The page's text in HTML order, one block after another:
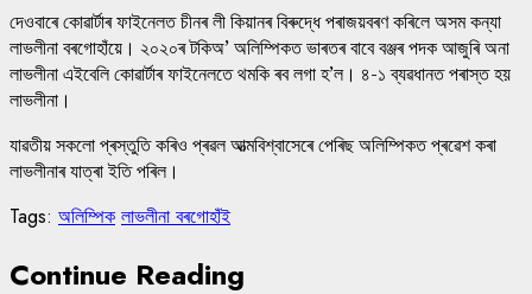
দেওবাৰে কোৱাৰ্টাৰ ফাইনেলত চীনৰ লী কিয়ানৰ বিৰুদ্ধে পৰাজয়বৰণ কৰিলে অসম কন্যা
লাভলীনা বৰগোহাঁয়ে। ২০২০ৰ টকিঅ’ অলিম্পিকত ভাৰতৰ বাবে বঞ্জৰ পদক আজুৰি অনা
লাভলীনা এইবেলি কোৱাৰ্টাৰ ফাইনেলতে থমকি ৰব লগা হ’ল। ৪-১ ব্যৱধানত পৰাস্ত হয়
লাভলীনা।
যাৱতীয় সকলো প্ৰস্তুতি কৰিও প্ৰৱল আত্মবিশ্বাসেৰে পেৰিছ অলিম্পিকত প্ৰৱেশ কৰা
লাভলীনাৰ যাত্ৰা ইতি পৰিল।
Tags: অলিম্পিক লাভলীনা বৰগোহাঁই
Continue Reading